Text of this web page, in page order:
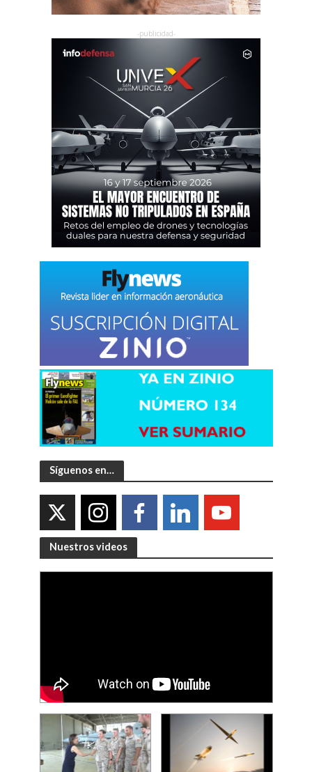
Síguenos en…
Nuestros videos